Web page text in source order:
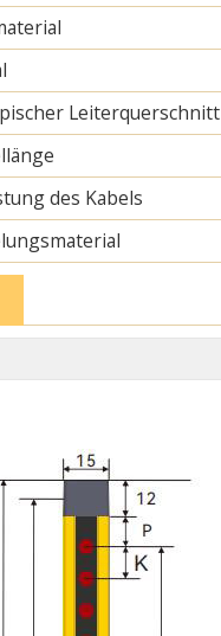
Leiterquerschnitt
des Kabels